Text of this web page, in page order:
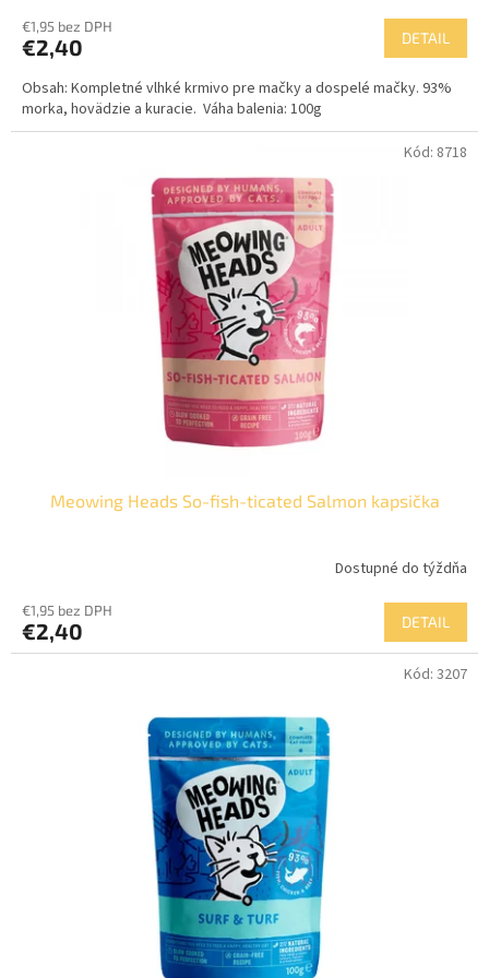
€1,95 bez DPH
€2,40 DETAIL
Obsah: Kompletné vlhké krmivo pre mačky a dospelé mačky. 93%
morka, hovädzie a kuracie. Váha balenia: 100g
Meowing Heads So-fish-ticated Salmon kapsička
Dostupné do týždňa
€1,95 bez DPH
€2,40 DETAIL
Kód: 8718
Kód: 3207